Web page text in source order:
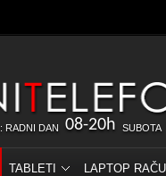
RADNI DAN 08-20h SUBOTA
TABLETI LAPTOP